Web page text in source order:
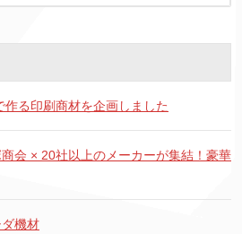
る印刷商材を企画しました
商会 × 20社以上のメーカーが集結！豪華
機材